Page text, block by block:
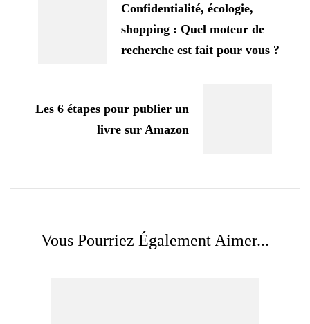
Confidentialité, écologie,
shopping : Quel moteur de
recherche est fait pour vous ?
Les 6 étapes pour publier un
livre sur Amazon
Vous Pourriez Également Aimer...